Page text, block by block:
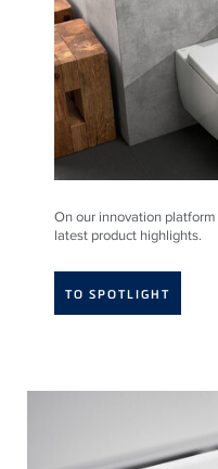
On our innovation platform
latest product highlights.
TO SPOTLIGHT